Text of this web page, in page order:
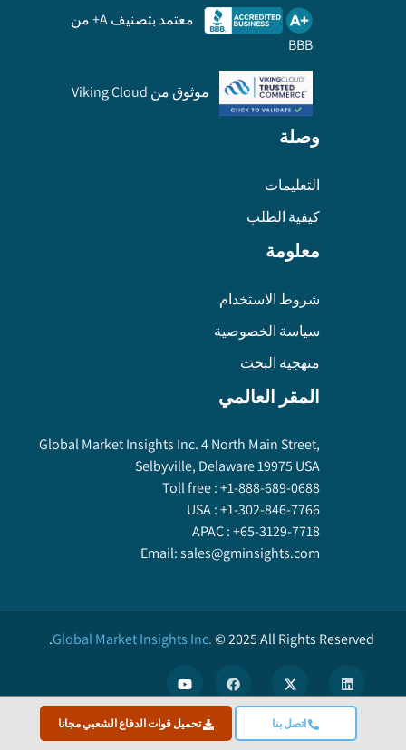
اتصل بنا تحميل قوات الدفاع الشعبي مجانا
معتمد بتصنيف A+ من
BBB
موثوق من Viking Cloud
وصلة
التعليمات
كيفية الطلب
معلومة
شروط الاستخدام
سياسة الخصوصية
منهجية البحث
المقر العالمي
Global Market Insights Inc. 4 North Main Street,
Selbyville, Delaware 19975 USA
Toll free :+1-888-689-0688
USA :+1-302-846-7766
APAC :+65-3129-7718
Email:sales@gminsights.com
Global Market Insights Inc.©2025All Rights Reserved.
We use cookies to enhance user experience. (Privacy Policy